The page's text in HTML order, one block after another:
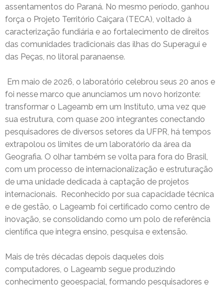
assentamentos do Paraná. No mesmo período, ganhou
força o Projeto Território Caiçara (TECA), voltado à
caracterização fundiária e ao fortalecimento de direitos
das comunidades tradicionais das ilhas do Superagui e
das Peças, no litoral paranaense.
Em maio de 2026, o laboratório celebrou seus 20 anos e
foi nesse marco que anunciamos um novo horizonte:
transformar o Lageamb em um Instituto, uma vez que
sua estrutura, com quase 200 integrantes conectando
pesquisadores de diversos setores da UFPR, há tempos
extrapolou os limites de um laboratório da área da
Geografia. O olhar também se volta para fora do Brasil,
com um processo de internacionalização e estruturação
de uma unidade dedicada à captação de projetos
internacionais. Reconhecido por sua capacidade técnica
e de gestão, o Lageamb foi certificado como centro de
inovação, se consolidando como um polo de referência
científica que integra ensino, pesquisa e extensão.
Mais de três décadas depois daqueles dois
computadores, o Lageamb segue produzindo
conhecimento geoespacial, formando pesquisadores e